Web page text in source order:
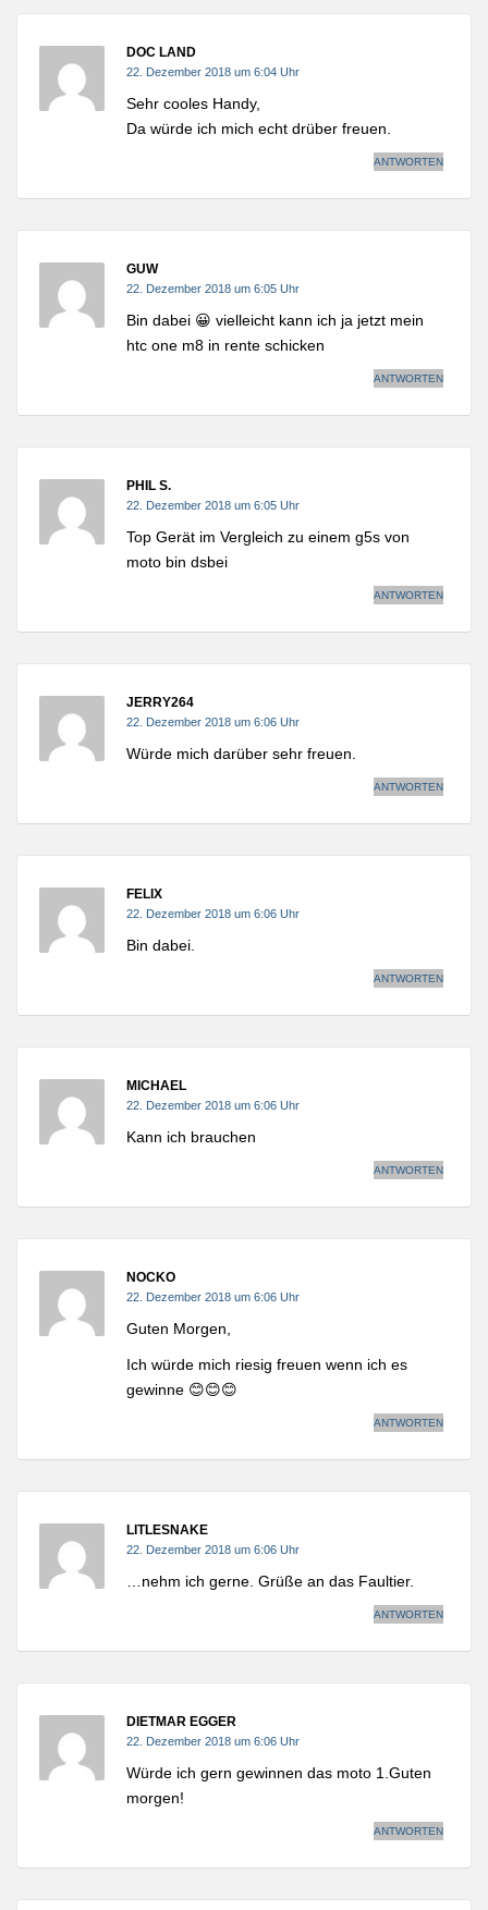
DOC LAND
22. Dezember 2018 um 6:04 Uhr
Sehr cooles Handy,
Da würde ich mich echt drüber freuen.
ANTWORTEN
GUW
22. Dezember 2018 um 6:05 Uhr
Bin dabei 😀 vielleicht kann ich ja jetzt mein
htc one m8 in rente schicken
ANTWORTEN
PHIL S.
22. Dezember 2018 um 6:05 Uhr
Top Gerät im Vergleich zu einem g5s von
moto bin dsbei
ANTWORTEN
JERRY264
22. Dezember 2018 um 6:06 Uhr
Würde mich darüber sehr freuen.
ANTWORTEN
FELIX
22. Dezember 2018 um 6:06 Uhr
Bin dabei.
ANTWORTEN
MICHAEL
22. Dezember 2018 um 6:06 Uhr
Kann ich brauchen
ANTWORTEN
NOCKO
22. Dezember 2018 um 6:06 Uhr
Guten Morgen,
Ich würde mich riesig freuen wenn ich es
gewinne 😊😊😊
ANTWORTEN
LITLESNAKE
22. Dezember 2018 um 6:06 Uhr
…nehm ich gerne. Grüße an das Faultier.
ANTWORTEN
DIETMAR EGGER
22. Dezember 2018 um 6:06 Uhr
Würde ich gern gewinnen das moto 1.Guten
morgen!
ANTWORTEN